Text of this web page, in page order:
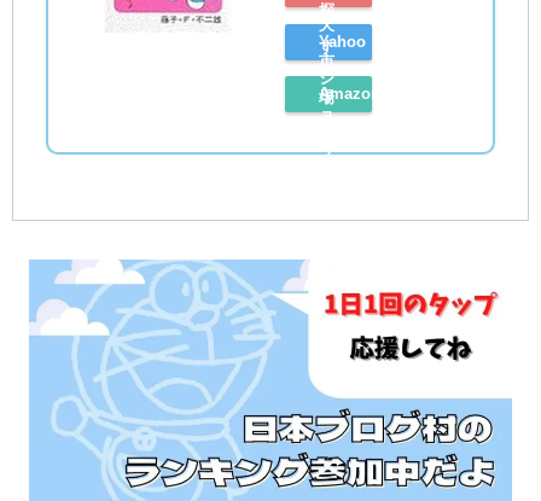
探
す
天
市
場
Yahoo
シ
ョ
ッ
ン
で
Amazon
読